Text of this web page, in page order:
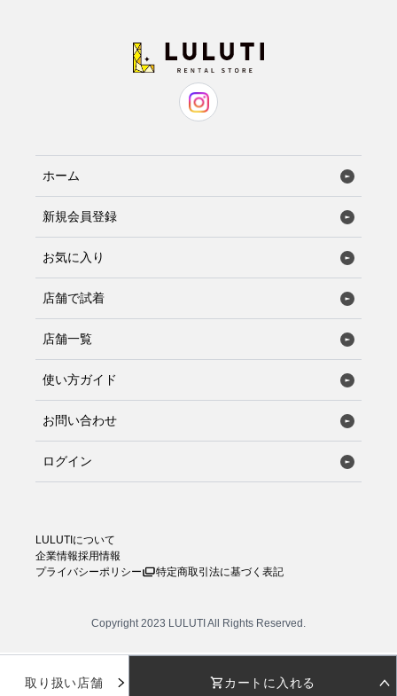
ホーム
新規会員登録
お気に入り
店舗で試着
店舗一覧
使い方ガイド
お問い合わせ
ログイン
LULUTIについて
企業情報採用情報
プライバシーポリシー
特定商取引法に基づく表記
Copyright 2023 LULUTI All Rights Reserved.
取り扱い店舗 カートに入れる